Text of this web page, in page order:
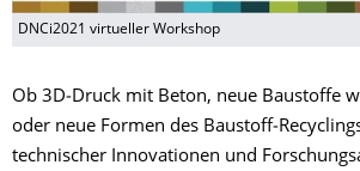
DNCi2021 virtueller Workshop
Ob 3D‐Druck mit Beton, neue Baustoffe
oder neue Formen des
technischer Innovationen und